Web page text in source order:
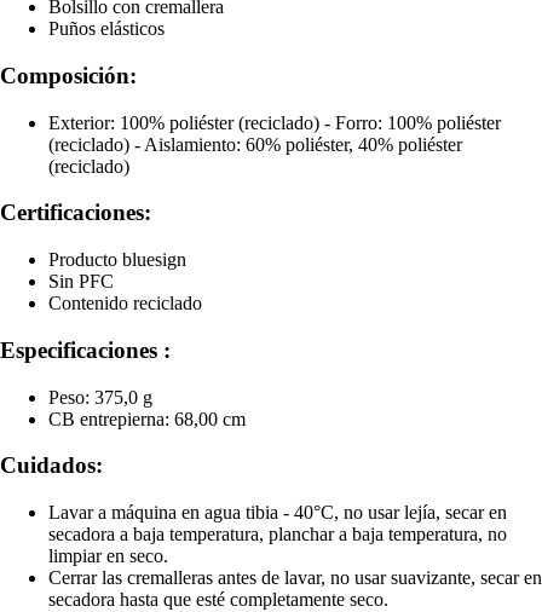
Bolsillo con cremallera
Puños elásticos
Composición:
Exterior: 100% poliéster (reciclado) - Forro: 100% poliéster
(reciclado) - Aislamiento: 60% poliéster, 40% poliéster
(reciclado)
Certificaciones:
Producto bluesign
Sin PFC
Contenido reciclado
Especificaciones :
Peso: 375,0 g
CB entrepierna: 68,00 cm
Cuidados:
Lavar a máquina en agua tibia - 40°C, no usar lejía, secar en
secadora a baja temperatura, planchar a baja temperatura, no
limpiar en seco.
Cerrar las cremalleras antes de lavar, no usar suavizante, secar en
secadora hasta que esté completamente seco.